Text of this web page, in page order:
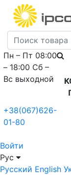
Пн – Пт 08:00
– 18:00 Сб –
Вс выходной
+38(067)626-
01-80
Войти
Рус
Русский English